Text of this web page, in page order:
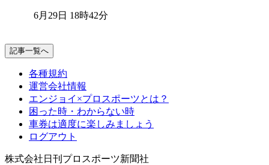
6月29日 18時42分
記事一覧へ
各種規約
運営会社情報
エンジョイ×プロスポーツとは？
困った時・わからない時
車券は適度に楽しみましょう
ログアウト
株式会社日刊プロスポーツ新聞社